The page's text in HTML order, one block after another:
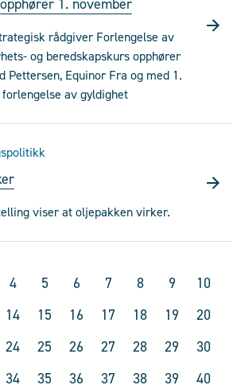
1. november
rådgiver Forlengelse av
og beredskapskurs opphører
Pettersen, Equinor Fra og med 1.
av gyldighet
viser at oljepakken virker.
4 5 6 7 8 9
10
14 15 16 17 18 19
20
24 25 26 27 28 29
30
34 35 36 37 38 39
40